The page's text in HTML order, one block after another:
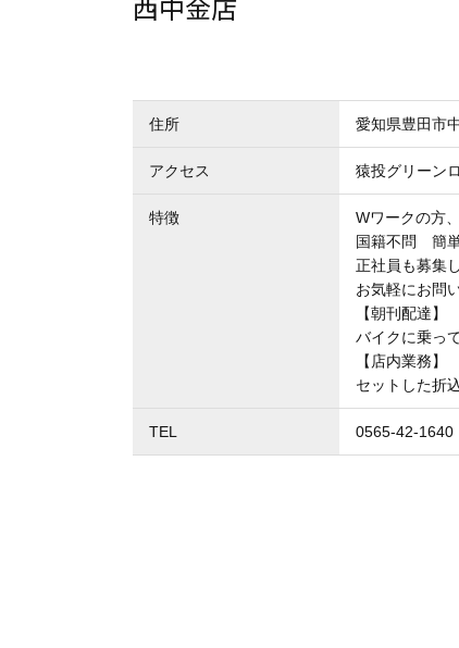
住所 愛知県豊田市
アクセス 猿投グリーン
特徴
Wワークの方
国籍不問 簡単
正社員も募集
お気軽にお問
【朝刊配達】
バイクに乗っ
【店内業務】
セットした折
TEL 0565-42-1640